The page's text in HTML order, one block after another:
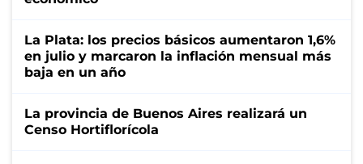
La Plata: los precios básicos aumentaron 1,6%
en julio y marcaron la inflación mensual más
baja en un año
La provincia de Buenos Aires realizará un
Censo Hortiflorícola